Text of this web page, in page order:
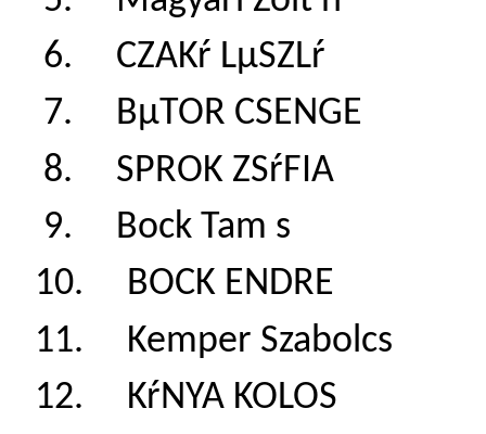
6. CZAKŕ
7. BµTOR
8. SPROK
9. Bock Tam s
10. BOCK
11. Kemper
12. KŕNYA